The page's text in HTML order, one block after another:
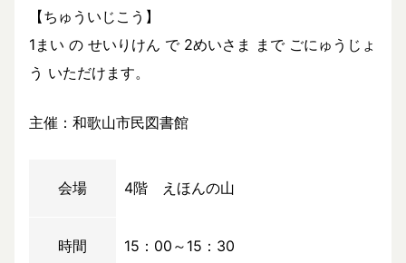
【ちゅういじこう】
1まい の せいりけん で 2めいさま まで ごにゅうじょ
う いただけます。
主催：和歌山市民図書館
会場 4階 えほんの山
時間 15：00～15：30